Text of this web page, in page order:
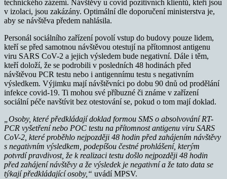
technického zázemí. Návštěvy u covid pozitivních klientů, kteří jsou
v izolaci, jsou zakázány. Optimální dle doporučení ministerstva je,
aby se návštěva předem nahlásila.
Personál sociálního zařízení povolí vstup do budovy pouze lidem,
kteří se před samotnou návštěvou otestují na přítomnost antigenu
viru SARS CoV-2 a jejich výsledem bude negativní. Dále i těm,
kteří doloží, že se podrobili v posledních 48 hodinách před
návštěvou PCR testu nebo i antigennímu testu s negativním
výsledkem. Výjimku mají návštěvníci po dobu 90 dnů od prodělání
infekce covid-19. Ti mohou své příbuzné či známe v zařízení
sociální péče navštívit bez otestování se, pokud o tom mají doklad.
„Osoby, které předkládají doklad formou SMS o absolvování RT-
PCR vyšetření nebo POC testu na přítomnost antigenu viru SARS
CoV-2, které proběhlo nejpozději 48 hodin před zahájením návštěvy
s negativním výsledkem, podepíšou čestné prohlášení, kterým
potvrdí pravdivost, že k realizaci testu došlo nejpozději 48 hodin
před zahájení návštěvy a že výsledek je negativní a že tato data se
týkají předkládající osoby,“ uvádí MPSV.